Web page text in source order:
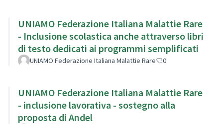
UNIAMO Federazione Italiana Malattie Rare
- Inclusione scolastica anche attraverso libri
di testo dedicati ai programmi semplificati
UNIAMO Federazione Italiana Malattie Rare 0
UNIAMO Federazione Italiana Malattie Rare
- inclusione lavorativa - sostegno alla
proposta di Andel